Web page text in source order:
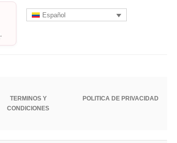
.
Español
TERMINOS Y
CONDICIONES
POLITICA DE PRIVACIDAD